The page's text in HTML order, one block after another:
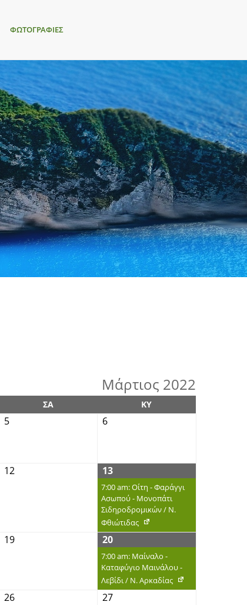
ΦΩΤΟΓΡΑΦΙΕΣ
Μάρτιος 2022
ΣΑ ΚΥ
5 6
12 13
7:00 am: Οίτη - Φαράγγι
Ασωπού - Μονοπάτι
Σιδηροδρομικών / Ν.
Φθιώτιδας
19 20
7:00 am: Μαίναλο -
Καταφύγιο Μαινάλου -
Λεβίδι / Ν. Αρκαδίας
26 27